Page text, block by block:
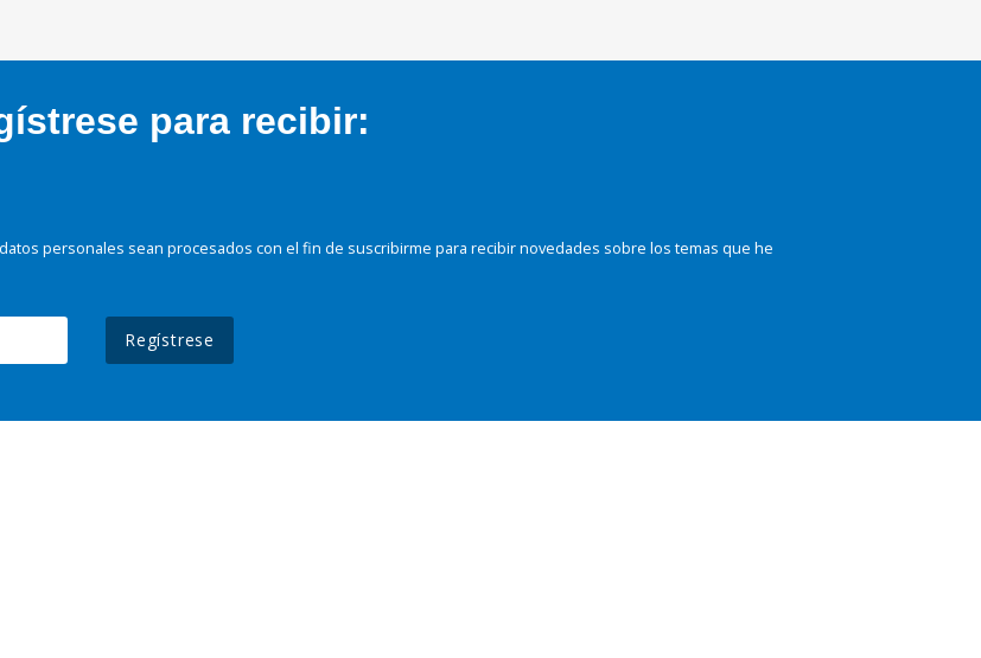
para recibir:
personales sean procesados con el fin de suscribirme para recibir novedades sobre los temas que he
Regístrese